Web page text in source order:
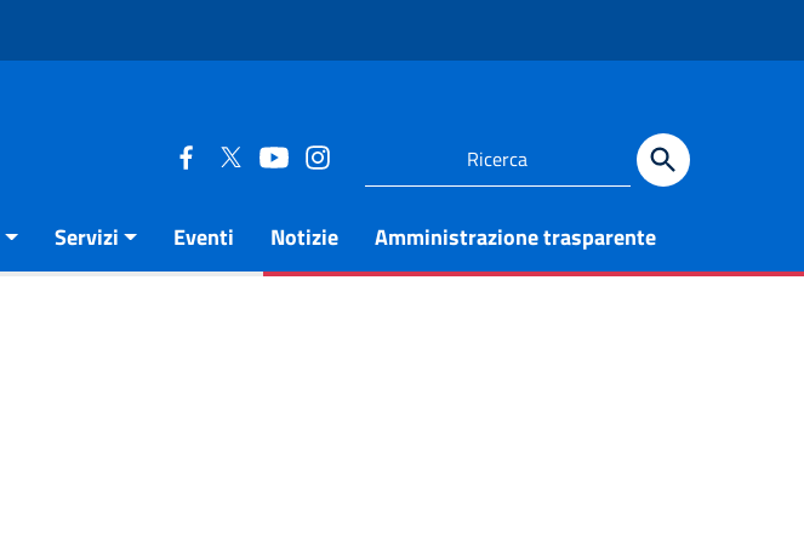
Servizi Eventi Notizie Amministrazione trasparente